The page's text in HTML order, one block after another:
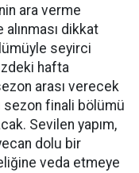
ara verme
dikkat
seyirci
hafta
arası verecek
sezon finali bölümü
Sevilen yapım,
dolu bir
veda etmeye